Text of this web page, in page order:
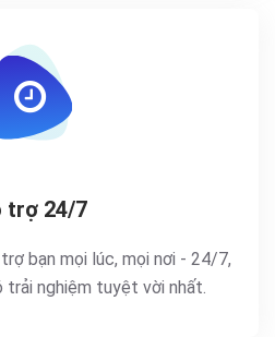
trợ 24/7
bạn mọi lúc, mọi nơi - 24/7,
trải nghiệm tuyệt vời nhất.